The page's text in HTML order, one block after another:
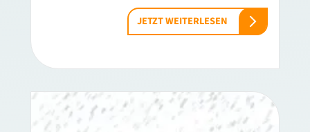
JETZT WEITERLESEN